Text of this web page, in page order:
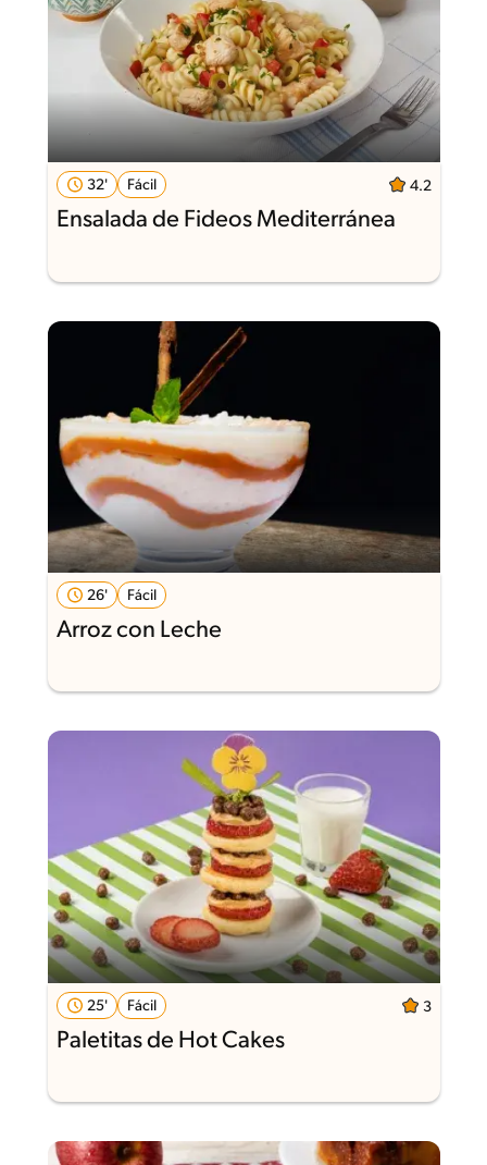
32' Fácil 4.2
Ensalada de Fideos Mediterránea
26' Fácil
Arroz con Leche
25' Fácil 3
Paletitas de Hot Cakes